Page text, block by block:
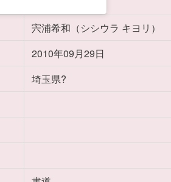
宍浦希和（シシウラ キヨリ）
2010年09月29日
埼玉県?